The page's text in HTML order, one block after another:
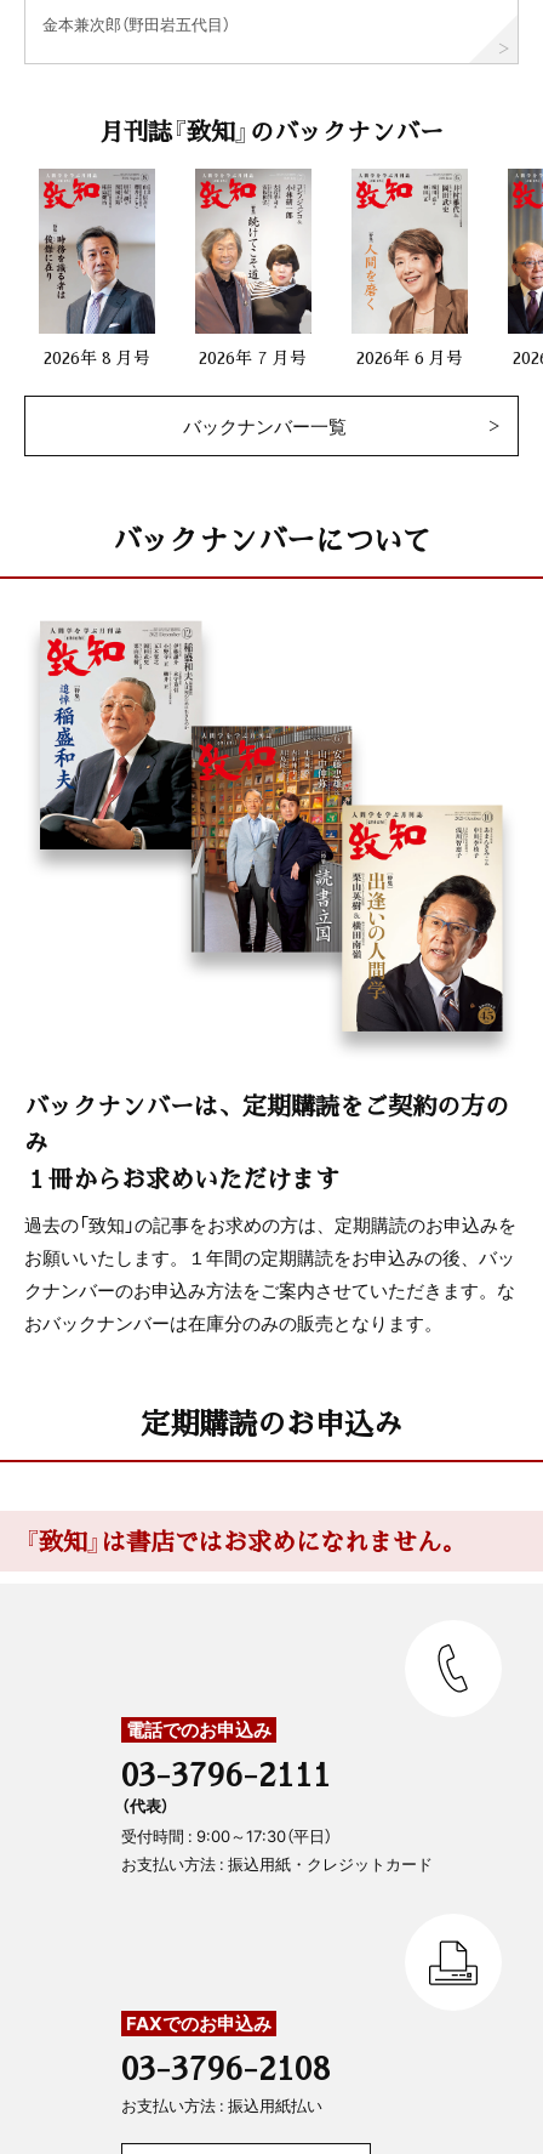
金本兼次郎（野田岩五代目）
月刊誌『致知』のバックナンバー
2026年 8 月号 2026年 7 月号 2026年 6 月号
バックナンバー一覧
バックナンバーについて
バックナンバーは、定期購読をご契約の方の
み
１冊からお求めいただけます
過去の「致知」の記事をお求めの方は、定期購読のお申込みを
お願いいたします。１年間の定期購読をお申込みの後、バッ
クナンバーのお申込み方法をご案内させていただきます。な
おバックナンバーは在庫分のみの販売となります。
定期購読のお申込み
『致知』は書店ではお求めになれません。
電話でのお申込み
03-3796-2111
（代表）
受付時間 : 9:00～17:30（平日）
お支払い方法 : 振込用紙・クレジットカード
FAXでのお申込み
03-3796-2108
お支払い方法 : 振込用紙払い